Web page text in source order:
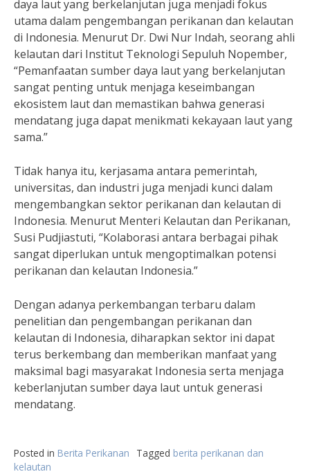
daya laut yang berkelanjutan juga menjadi fokus
utama dalam pengembangan perikanan dan kelautan
di Indonesia. Menurut Dr. Dwi Nur Indah, seorang ahli
kelautan dari Institut Teknologi Sepuluh Nopember,
“Pemanfaatan sumber daya laut yang berkelanjutan
sangat penting untuk menjaga keseimbangan
ekosistem laut dan memastikan bahwa generasi
mendatang juga dapat menikmati kekayaan laut yang
sama.”
Tidak hanya itu, kerjasama antara pemerintah,
universitas, dan industri juga menjadi kunci dalam
mengembangkan sektor perikanan dan kelautan di
Indonesia. Menurut Menteri Kelautan dan Perikanan,
Susi Pudjiastuti, “Kolaborasi antara berbagai pihak
sangat diperlukan untuk mengoptimalkan potensi
perikanan dan kelautan Indonesia.”
Dengan adanya perkembangan terbaru dalam
penelitian dan pengembangan perikanan dan
kelautan di Indonesia, diharapkan sektor ini dapat
terus berkembang dan memberikan manfaat yang
maksimal bagi masyarakat Indonesia serta menjaga
keberlanjutan sumber daya laut untuk generasi
mendatang.
Posted in Berita Perikanan Tagged berita perikanan dan
kelautan